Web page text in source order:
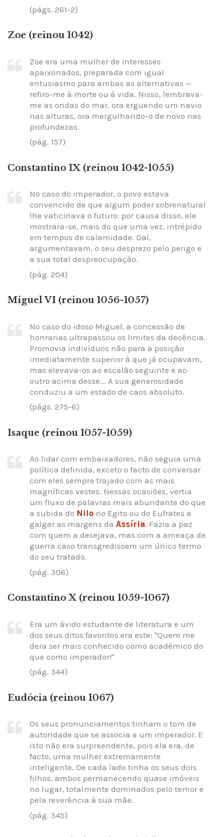
(págs. 261-2)
Zoe (reinou 1042)
Zoe era uma mulher de interesses
apaixonados, preparada com igual
entusiasmo para ambas as alternativas —
refiro-me à morte ou à vida. Nisso, lembrava-
me as ondas do mar, ora erguendo um navio
nas alturas, ora mergulhando-o de novo nas
profundezas.
(pág. 157)
Constantino IX (reinou 1042-1055)
No caso do imperador, o povo estava
convencido de que algum poder sobrenatural
lhe vaticinava o futuro: por causa disso, ele
mostrara-se, mais do que uma vez, intrépido
em tempos de calamidade. Daí,
argumentavam, o seu desprezo pelo perigo e
a sua total despreocupação.
(pág. 204)
Miguel VI (reinou 1056-1057)
No caso do idoso Miguel, a concessão de
honrarias ultrapassou os limites da decência.
Promovia indivíduos não para a posição
imediatamente superior à que já ocupavam,
mas elevava-os ao escalão seguinte e ao
outro acima desse... A sua generosidade
conduziu a um estado de caos absoluto.
(págs. 275-6)
Isaque (reinou 1057-1059)
Ao lidar com embaixadores, não seguia uma
política definida, exceto o facto de conversar
com eles sempre trajado com as mais
magníficas vestes. Nessas ocasiões, vertia
um fluxo de palavras mais abundante do que
a subida do Nilo no Egito ou do Eufrates a
galgar as margens da Assíria. Fazia a paz
com quem a desejava, mas com a ameaça de
guerra caso transgredissem um único termo
do seu tratado.
(pág. 306)
Constantino X (reinou 1059-1067)
Era um ávido estudante de literatura e um
dos seus ditos favoritos era este: "Quem me
dera ser mais conhecido como académico do
que como imperador!"
(pág. 344)
Eudócia (reinou 1067)
Os seus pronunciamentos tinham o tom de
autoridade que se associa a um imperador. E
isto não era surpreendente, pois ela era, de
facto, uma mulher extremamente
inteligente. De cada lado tinha os seus dois
filhos, ambos permanecendo quase imóveis
no lugar, totalmente dominados pelo temor e
pela reverência à sua mãe.
(pág. 345)